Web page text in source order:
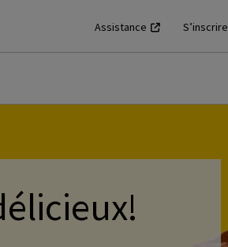
Assistance S’inscrire